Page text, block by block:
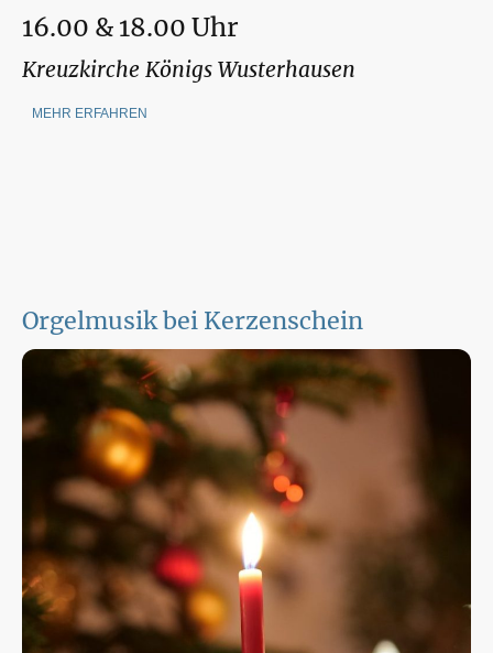
16.00 & 18.00 Uhr
Kreuzkirche Königs Wusterhausen
MEHR ERFAHREN
Orgelmusik bei Kerzenschein